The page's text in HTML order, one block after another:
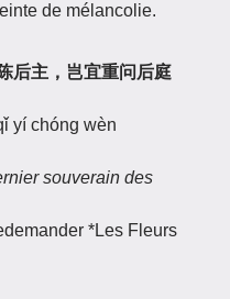
de mélancolie.
后主，岂宜重问后庭
yí chóng wèn
souverain des
*Les Fleurs